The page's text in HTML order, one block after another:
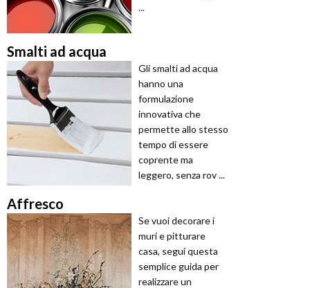
...
Smalti ad acqua
Gli smalti ad acqua
hanno una
formulazione
innovativa che
permette allo stesso
tempo di essere
coprente ma
leggero, senza rov ...
Affresco
Se vuoi decorare i
muri e pitturare
casa, segui questa
semplice guida per
realizzare un